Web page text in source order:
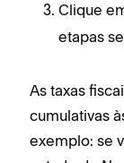
Clique
etapas
As taxas
cumulativas
exemplo: se